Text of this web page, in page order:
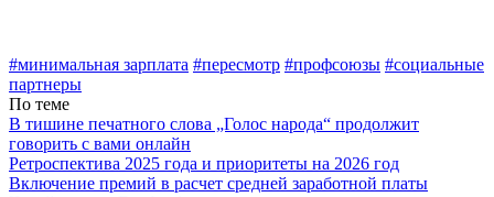
#минимальная зарплата #пересмотр #профсоюзы #социальные
партнеры
По теме
В тишине печатного слова „Голос народа“ продолжит
говорить с вами онлайн
Ретроспектива 2025 года и приоритеты на 2026 год
Включение премий в расчет средней заработной платы